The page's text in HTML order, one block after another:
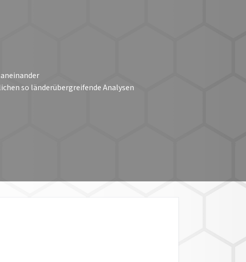
so länderübergreifende Analysen